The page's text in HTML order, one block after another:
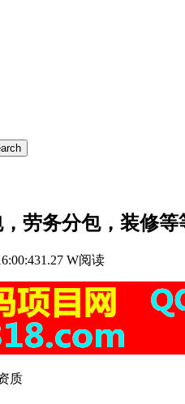
劳务分包，装修等
1.27 W阅读
质